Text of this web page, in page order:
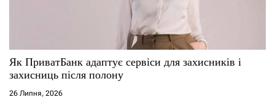
Як ПриватБанк адаптує сервіси для захисників і
захисниць після полону
26 Липня, 2026